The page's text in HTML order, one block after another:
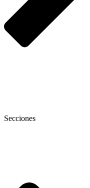
Secciones